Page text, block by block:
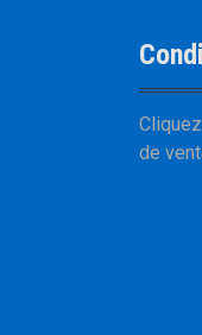
de